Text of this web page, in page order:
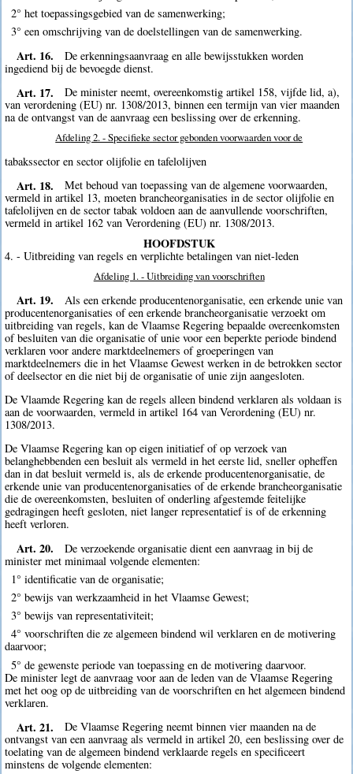
2° het toepassingsgebied van de samenwerking;
3° een omschrijving van de doelstellingen van de samenwerking.
Art. 16.
De erkenningsaanvraag en alle bewijsstukken worden
ingediend bij de bevoegde dienst.
Art. 17.
De minister neemt, overeenkomstig artikel 158, vijfde lid, a),
van verordening (EU) nr. 1308/2013, binnen een termijn van vier maanden
na de ontvangst van de aanvraag een beslissing over de erkenning.
Afdeling 2. - Specifieke sector gebonden voorwaarden voor de
tabakssector en sector olijfolie en tafelolijven
Art. 18.
Met behoud van toepassing van de algemene voorwaarden,
vermeld in artikel 13, moeten brancheorganisaties in de sector olijfolie en
tafelolijven en de sector tabak voldoen aan de aanvullende voorschriften,
vermeld in artikel 162 van Verordening (EU) nr. 1308/2013.
HOOFDSTUK
4. - Uitbreiding van regels en verplichte betalingen van niet-leden
Afdeling 1. - Uitbreiding van voorschriften
Art. 19.
Als een erkende producentenorganisatie, een erkende unie van
producentenorganisaties of een erkende brancheorganisatie verzoekt om
uitbreiding van regels, kan de Vlaamse Regering bepaalde overeenkomsten
of besluiten van die organisatie of unie voor een beperkte periode bindend
verklaren voor andere marktdeelnemers of groeperingen van
marktdeelnemers die in het Vlaamse Gewest werken in de betrokken sector
of deelsector en die niet bij de organisatie of unie zijn aangesloten.
De Vlaamde Regering kan de regels alleen bindend verklaren als voldaan is
aan de voorwaarden, vermeld in artikel 164 van Verordening (EU) nr.
1308/2013.
De Vlaamse Regering kan op eigen initiatief of op verzoek van
belanghebbenden een besluit als vermeld in het eerste lid, sneller opheffen
dan in dat besluit vermeld is, als de erkende producentenorganisatie, de
erkende unie van producentenorganisaties of de erkende brancheorganisatie
die de overeenkomsten, besluiten of onderling afgestemde feitelijke
gedragingen heeft gesloten, niet langer representatief is of de erkenning
heeft verloren.
Art. 20.
De verzoekende organisatie dient een aanvraag in bij de
minister met minimaal volgende elementen:
1° identificatie van de organisatie;
2° bewijs van werkzaamheid in het Vlaamse Gewest;
3° bewijs van representativiteit;
4° voorschriften die ze algemeen bindend wil verklaren en de motivering
daarvoor;
5° de gewenste periode van toepassing en de motivering daarvoor.
De minister legt de aanvraag voor aan de leden van de Vlaamse Regering
met het oog op de uitbreiding van de voorschriften en het algemeen bindend
verklaren.
Art. 21.
De Vlaamse Regering neemt binnen vier maanden na de
ontvangst van een aanvraag als vermeld in artikel 20, een beslissing over de
toelating van de algemeen bindend verklaarde regels en specificeert
minstens de volgende elementen: